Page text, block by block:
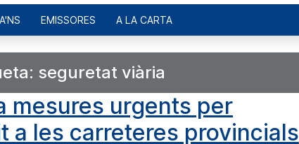
EMISSORES A LA CARTA
seguretat viària
mesures urgents per
a les carreteres provincials